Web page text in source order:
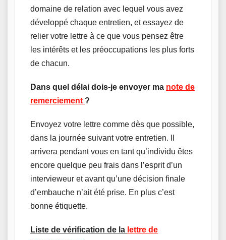
domaine de relation avec lequel vous avez
développé chaque entretien, et essayez de
relier votre lettre à ce que vous pensez être
les intérêts et les préoccupations les plus forts
de chacun.
Dans quel délai dois-je envoyer ma note de
remerciement ?
Envoyez votre lettre comme dès que possible,
dans la journée suivant votre entretien. Il
arrivera pendant vous en tant qu’individu êtes
encore quelque peu frais dans l’esprit d’un
intervieweur et avant qu’une décision finale
d’embauche n’ait été prise. En plus c’est
bonne étiquette.
Liste de vérification de la lettre de